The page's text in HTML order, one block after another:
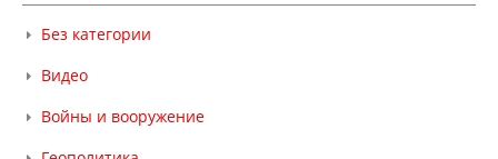
Без категории
Видео
Войны и вооружение